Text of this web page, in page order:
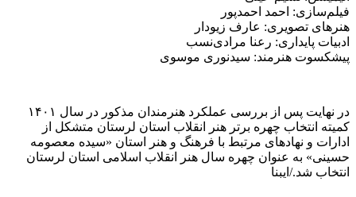
فیلم‌سازی: احمد احمدپور
هنرهای تصویری: عارف زیودار
ادبیات پایداری: رعنا مرادی‌نسب
پیشکسوت هنرمند: سیدنوری موسوی
در نهایت پس از بررسی عملکرد هنرمندان مذکور در سال ۱۴۰۱
کمیته انتخاب چهره برتر هنر انقلاب استان لرستان متشکل از
ادارات و نهادهای مرتبط با فرهنگ و هنر استان «سیده معصومه
حسینی» به عنوان چهره سال هنر انقلاب اسلامی استان لرستان
انتخاب شد./ایبنا